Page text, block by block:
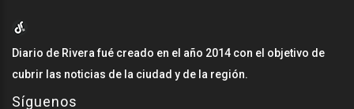
Diario de Rivera fué creado en el año 2014 con el objetivo de
cubrir las noticias de la ciudad y de la región.
Síguenos